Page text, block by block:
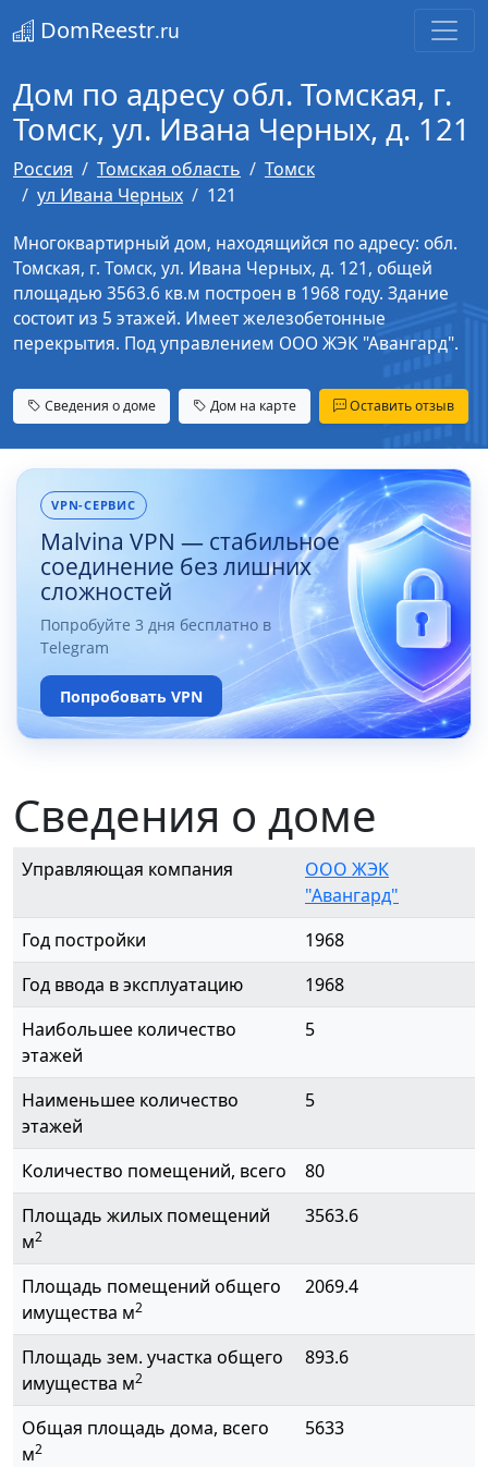
DomReestr.ru
Дом по адресу обл. Томская, г.
Томск, ул. Ивана Черных, д. 121
Россия Томская область
Томск
ул Ивана Черных
121
Многоквартирный дом, находящийся по адресу: обл.
Томская, г. Томск, ул. Ивана Черных, д. 121, общей
площадью 3563.6 кв.м построен в 1968 году. Здание
состоит из 5 этажей. Имеет железобетонные
перекрытия. Под управлением ООО ЖЭК "Авангард".
Сведения о доме Дом на карте Оставить отзыв
VPN-СЕРВИС
Malvina VPN — стабильное
соединение без лишних
сложностей
Попробуйте 3 дня бесплатно в
Telegram
Попробовать VPN
Сведения о доме
Управляющая компания
ООО ЖЭК
"Авангард"
Год постройки
1968
Год ввода в эксплуатацию
1968
Наибольшее количество
этажей
5
Наименьшее количество
этажей
5
Количество помещений, всего
80
Площадь жилых помещений
м2
3563.6
Площадь помещений общего
имущества м2
2069.4
Площадь зем. участка общего
имущества м2
893.6
Общая площадь дома, всего
м2
5633